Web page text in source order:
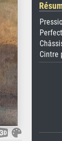
Cintre